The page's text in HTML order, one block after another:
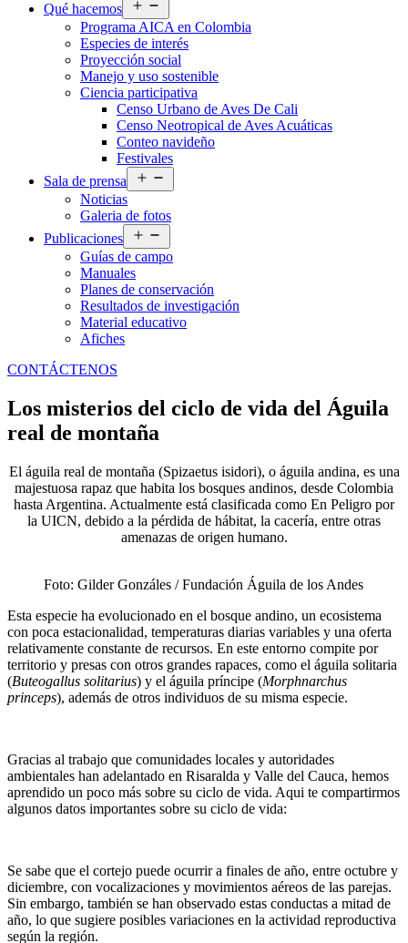
Qué hacemos
el
menú
Programa AICA en Colombia
Especies de interés
Proyección social
Manejo y uso sostenible
Ciencia participativa
Censo Urbano de Aves De Cali
Censo Neotropical de Aves Acuáticas
Conteo navideño
Festivales
Sala de prensa
el
Noticias
Galeria de fotos
Publicaciones
el
menú
Guías de campo
Manuales
Planes de conservación
Resultados de investigación
Material educativo
Afiches
CONTÁCTENOS
Los misterios del ciclo de vida del Águila
real de montaña
El águila real de montaña (Spizaetus isidori), o águila andina, es una
majestuosa rapaz que habita los bosques andinos, desde Colombia
hasta Argentina. Actualmente está clasificada como En Peligro por
la UICN, debido a la pérdida de hábitat, la cacería, entre otras
amenazas de origen humano.
Foto: Gilder Gonzáles / Fundación Águila de los Andes
Esta especie ha evolucionado en el bosque andino, un ecosistema
con poca estacionalidad, temperaturas diarias variables y una oferta
relativamente constante de recursos. En este entorno compite por
territorio y presas con otros grandes rapaces, como el águila solitaria
(Buteogallus solitarius) y el águila príncipe (Morphnarchus
princeps), además de otros individuos de su misma especie.
Gracias al trabajo que comunidades locales y autoridades
ambientales han adelantado en Risaralda y Valle del Cauca, hemos
aprendido un poco más sobre su ciclo de vida. Aqui te compartirmos
algunos datos importantes sobre su ciclo de vida:
Se sabe que el cortejo puede ocurrir a finales de año, entre octubre y
diciembre, con vocalizaciones y movimientos aéreos de las parejas.
Sin embargo, también se han observado estas conductas a mitad de
año, lo que sugiere posibles variaciones en la actividad reproductiva
según la región.